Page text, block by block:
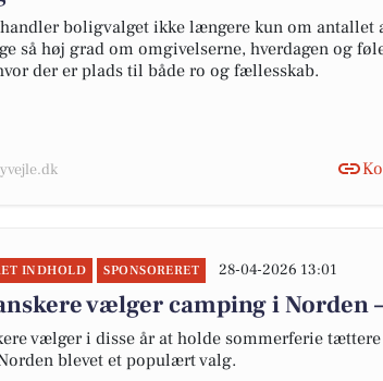
boligvalget ikke længere kun om antallet
så høj grad om omgivelserne, hverdagen og
der er plads til både ro og fællesskab.
INDHOLD SPONSORERET 28-04-2026 13:01
vælger camping i Norden
vælger i disse år at holde sommerferie
blevet et populært valg.